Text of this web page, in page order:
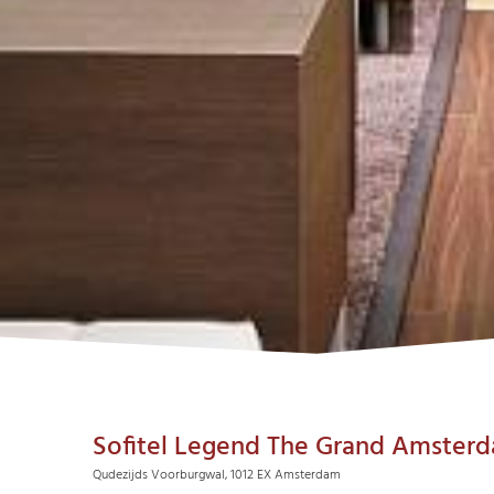
Sofitel Legend The Grand
Qudezijds Voorburgwal, 1012 EX Amsterdam